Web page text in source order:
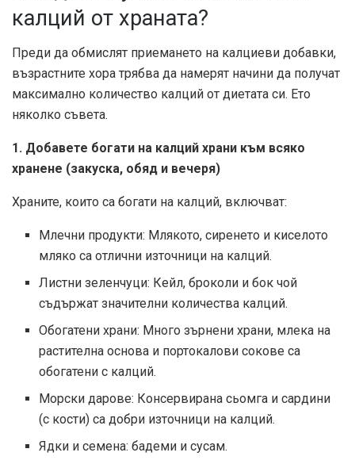
калций от храната?
Преди да обмислят приемането на калциеви добавки,
възрастните хора трябва да намерят начини да получат
максимално количество калций от диетата си. Ето
няколко съвета.
1. Добавете богати на калций храни към всяко
хранене (закуска, обяд и вечеря)
Храните, които са богати на калций, включват:
Млечни продукти: Млякото, сиренето и киселото
мляко са отлични източници на калций.
Листни зеленчуци: Кейл, броколи и бок чой
съдържат значителни количества калций.
Обогатени храни: Много зърнени храни, млека на
растителна основа и портокалови сокове са
обогатени с калций.
Морски дарове: Консервирана сьомга и сардини
(с кости) са добри източници на калций.
Ядки и семена: бадеми и сусам.